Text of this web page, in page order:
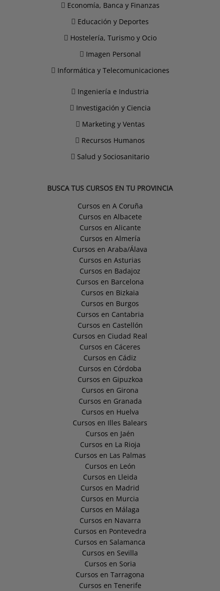
Economía, Banca y Finanzas
Educación y Deportes
Hostelería, Turismo y Ocio
Imagen Personal
Informática y Telecomunicaciones
Ingeniería e Industria
Investigación y Ciencia
Marketing y Ventas
Recursos Humanos
Salud y Sociosanitario
BUSCA TUS CURSOS EN TU PROVINCIA
Cursos en A Coruña
Cursos en Albacete
Cursos en Alicante
Cursos en Almería
Cursos en Araba/Álava
Cursos en Asturias
Cursos en Badajoz
Cursos en Barcelona
Cursos en Bizkaia
Cursos en Burgos
Cursos en Cantabria
Cursos en Castellón
Cursos en Ciudad Real
Cursos en Cáceres
Cursos en Cádiz
Cursos en Córdoba
Cursos en Gipuzkoa
Cursos en Girona
Cursos en Granada
Cursos en Huelva
Cursos en Illes Balears
Cursos en Jaén
Cursos en La Rioja
Cursos en Las Palmas
Cursos en León
Cursos en Lleida
Cursos en Madrid
Cursos en Murcia
Cursos en Málaga
Cursos en Navarra
Cursos en Pontevedra
Cursos en Salamanca
Cursos en Sevilla
Cursos en Soria
Cursos en Tarragona
Cursos en Tenerife